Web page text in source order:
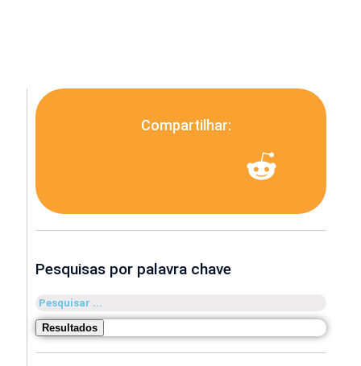
Compartilhar:
Pesquisas por palavra chave
Pesquisar
...
Resultados